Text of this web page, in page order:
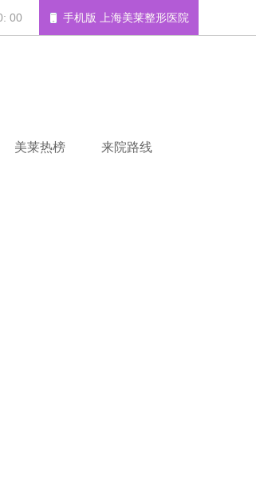
手机版 上海美莱整形医院
00
美莱热榜 来院路线